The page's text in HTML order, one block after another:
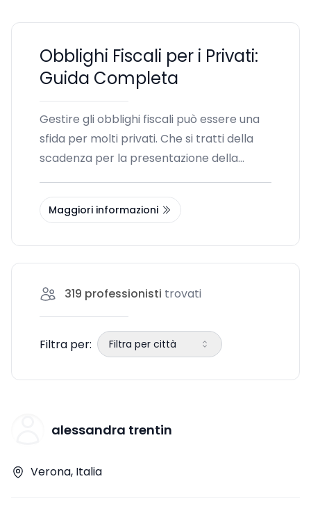
Obblighi Fiscali per i Privati:
Guida Completa
Gestire gli obblighi fiscali può essere una
sfida per molti privati. Che si tratti della
scadenza per la presentazione della
della documentazione necessaria, o della
comprensione delle deduzioni e detrazioni
necessario sapere per affrontare al
Maggiori informazioni
319 professionisti trovati
Filtra per: Filtra per città
alessandra trentin
Verona, Italia